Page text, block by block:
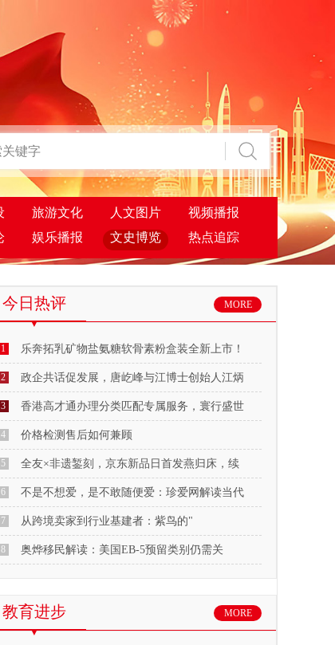
旅游文化 人文图片
视频播报
娱乐播报 文史博览 热点追踪
今日热评 MORE
1 乐奔拓乳矿物盐氨糖软骨素粉盒装全新上市！
2 政企共话促发展，唐屹峰与江博士创始人江炳
3 香港高才通办理分类匹配专属服务，寰行盛世
4 价格检测售后如何兼顾
5 全友×非遗錾刻，京东新品日首发燕归床，续
6 不是不想爱，是不敢随便爱：珍爱网解读当代
7 从跨境卖家到行业基建者：紫鸟的"
8 奥烨移民解读：美国EB-5预留类别仍需关
教育进步 MORE